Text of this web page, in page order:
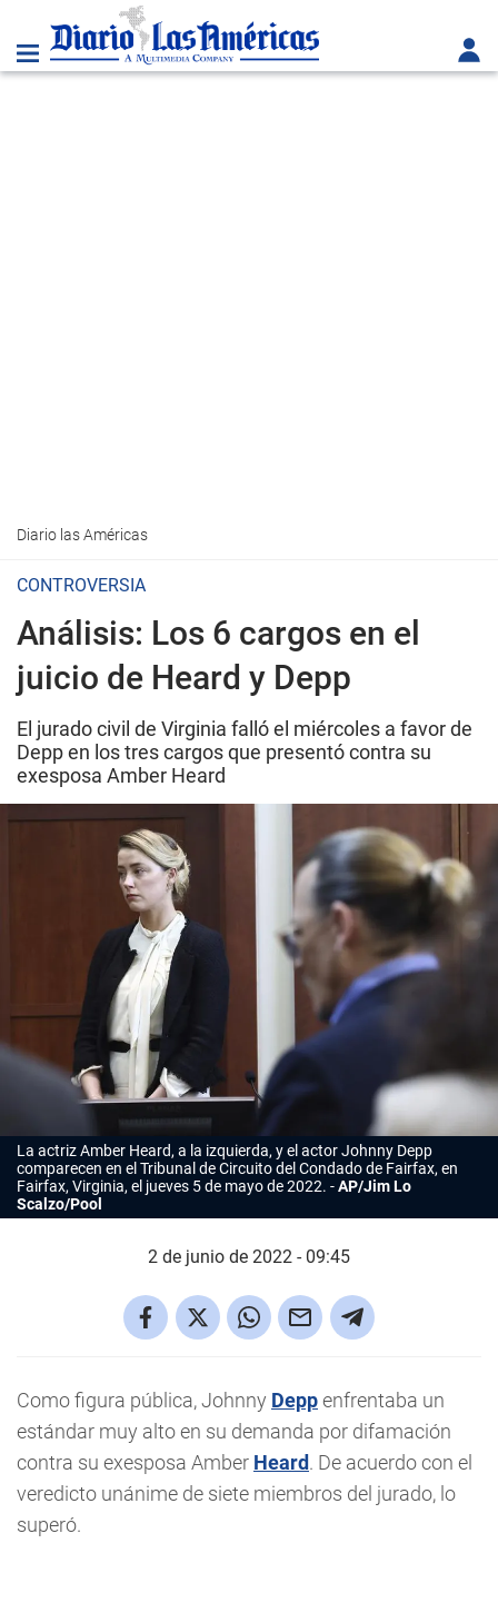
Diario las Américas
CONTROVERSIA
Análisis: Los 6 cargos en el
juicio de Heard y Depp
El jurado civil de Virginia falló el miércoles a favor de
Depp en los tres cargos que presentó contra su
exesposa Amber Heard
La actriz Amber Heard, a la izquierda, y el actor Johnny Depp
comparecen en el Tribunal de Circuito del Condado de Fairfax, en
Fairfax, Virginia, el jueves 5 de mayo de 2022.
AP/Jim Lo
Scalzo/Pool
2 de junio de 2022 - 09:45
Como figura pública, Johnny Deppenfrentaba un
estándar muy alto en su demanda por difamación
contra su exesposa Amber Heard. De acuerdo con el
veredicto unánime de siete miembros del jurado, lo
superó.